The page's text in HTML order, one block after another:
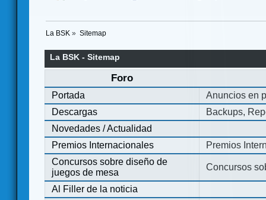
La BSK » Sitemap
La BSK - Sitemap
Foro
Portada
Anuncios en
Descargas
Backups,
Novedades / Actualidad
Premios Internacionales
Premios
Concursos sobre diseño de
juegos de mesa
Concursos
Al Filler de la noticia